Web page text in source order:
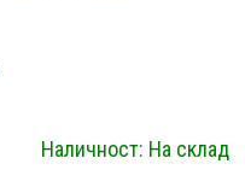
Наличност: На склад